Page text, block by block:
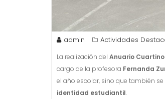
admin Actividades
La realización del Anuario
cargo de la profesora Fernanda
el año escolar, sino que también
identidad estudiantil.